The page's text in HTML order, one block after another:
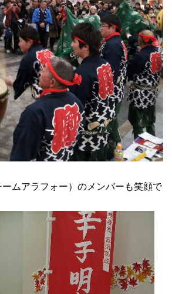
ムアラフォー）のメンバーも笑顔で